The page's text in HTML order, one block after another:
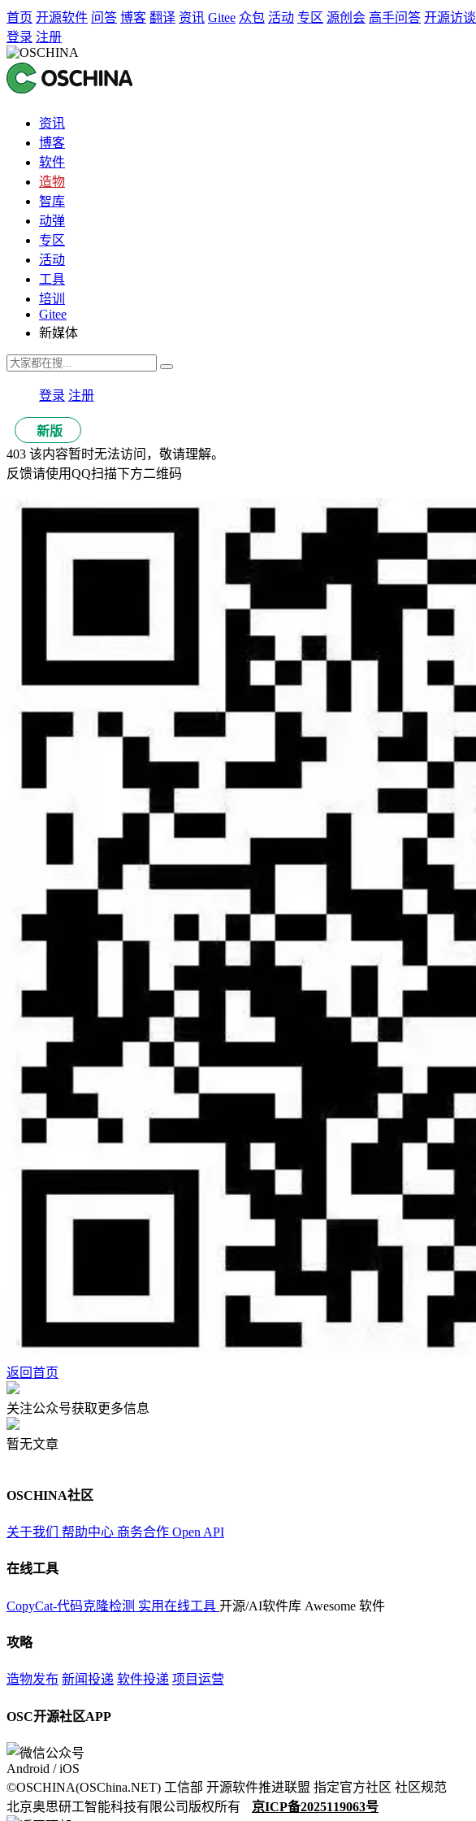
首页 开源软件 问答 博客 翻译 资讯 Gitee 众包 活动 专区 源创会 高手问答 开源访谈
登录 注册
资讯
博客
软件
造物
智库
动弹
专区
活动
工具
培训
Gitee
新媒体
登录 注册
新版
403 该内容暂时无法访问，敬请理解。
反馈请使用QQ扫描下方二维码
返回首页
关注公众号获取更多信息
暂无文章
OSCHINA社区
关于我们 帮助中心 商务合作 Open API
在线工具
CopyCat-代码克隆检测 实用在线工具 开源/AI软件库 Awesome 软件
攻略
造物发布 新闻投递 软件投递 项目运营
OSC开源社区APP
Android / iOS
©OSCHINA(OSChina.NET) 工信部 开源软件推进联盟 指定官方社区 社区规范
北京奥思研工智能科技有限公司版权所有
京ICP备2025119063号